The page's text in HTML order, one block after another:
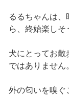
るるちゃんは
ら、終始楽しそ
犬にとってお散
ではありません
外の匂いを嗅ぐ